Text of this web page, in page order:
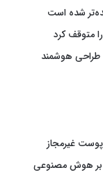
شده است
متوقف کرد
غیرمجاز
بر هوش مصنوعی